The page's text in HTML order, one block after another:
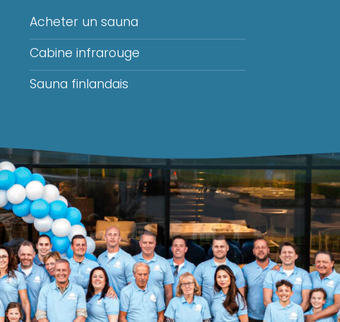
Acheter un sauna
Cabine infrarouge
Sauna finlandais